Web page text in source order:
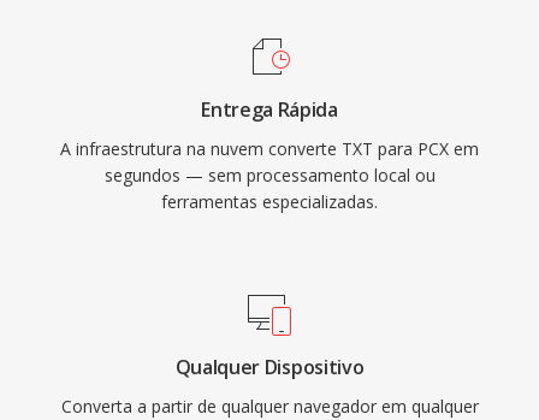
Entrega Rápida
A infraestrutura na nuvem converte TXT para PCX em
segundos — sem processamento local ou
ferramentas especializadas.
Qualquer Dispositivo
Converta a partir de qualquer navegador em qualquer